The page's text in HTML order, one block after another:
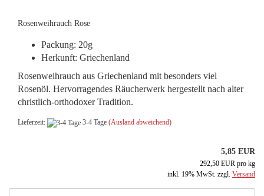
Rosenweihrauch Rose
Packung: 20g
Herkunft: Griechenland
Rosenweihrauch aus Griechenland mit besonders viel
Rosenöl. Hervorragendes Räucherwerk hergestellt nach alter
christlich-orthodoxer Tradition.
Lieferzeit: 3-4 Tage (Ausland abweichend)
5,85 EUR
292,50 EUR pro kg
inkl. 19% MwSt. zzgl. Versand